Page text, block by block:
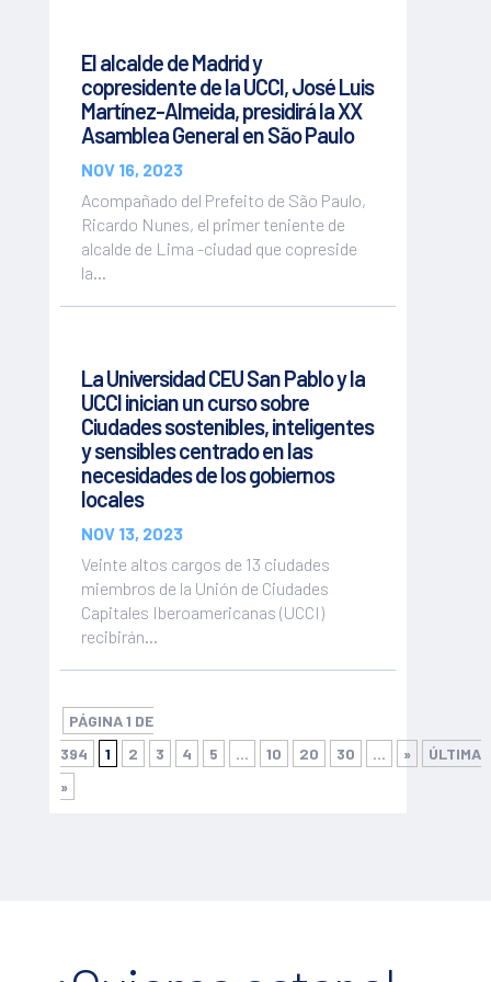
El alcalde de Madrid y
copresidente de la UCCI, José Luis
Martínez-Almeida, presidirá la XX
Asamblea General en São Paulo
NOV 16, 2023
Acompañado del Prefeito de São Paulo,
Ricardo Nunes, el primer teniente de
alcalde de Lima -ciudad que copreside
la...
La Universidad CEU San Pablo y la
UCCI inician un curso sobre
Ciudades sostenibles, inteligentes
y sensibles centrado en las
necesidades de los gobiernos
locales
NOV 13, 2023
Veinte altos cargos de 13 ciudades
miembros de la Unión de Ciudades
Capitales Iberoamericanas (UCCI)
recibirán...
PÁGINA 1 DE
394
1 2 3 4 5 ... 10 20 30 ... »
ÚLTIMA
»